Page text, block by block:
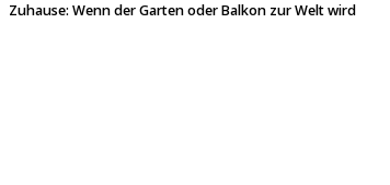
Zuhause: Wenn der Garten oder Balkon zur Welt wird